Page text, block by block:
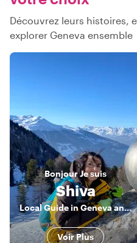
Découvrez leurs histoires,
explorer Geneva ensemble
BonjourJe suis
Shiva
Local Guide in Geneva and in Switzerland
Voir Plus